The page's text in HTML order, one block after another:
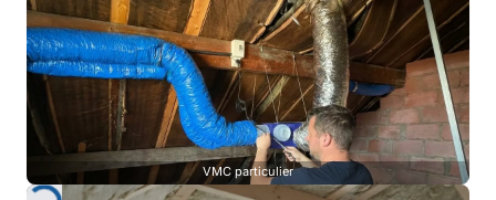
VMC particulier